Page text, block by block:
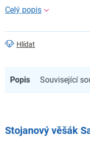
Hlídat
Popis Související
Stojanový věšák